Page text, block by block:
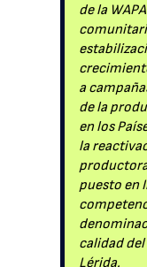
de la
a
de la
en los
la
puesto en
calidad del
Lérida.